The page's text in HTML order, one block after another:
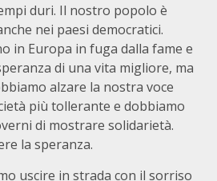
duri. Il nostro popolo è
nei paesi democratici.
in Europa in fuga dalla fame e
di una vita migliore, ma
alzare la nostra voce
più tollerante e dobbiamo
di mostrare solidarietà.
la speranza.
uscire in strada con il sorriso